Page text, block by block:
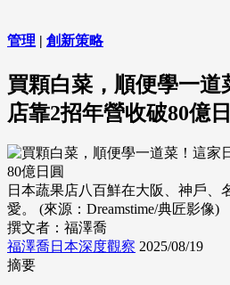
管理 | 創新策略
買顆白菜，順便學一道
店靠2招年營收破80億
日本蔬果店八百鮮在大阪、神戶、
愛。 (來源：Dreamstime/典匠影像)
撰文者：福澤喬
福澤喬日本深度觀察 2025/08/19
摘要